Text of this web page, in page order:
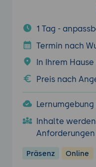
1 Tag -
Termin nach
In Ihrem
Preis nach
Inhalte
Präsenz Online